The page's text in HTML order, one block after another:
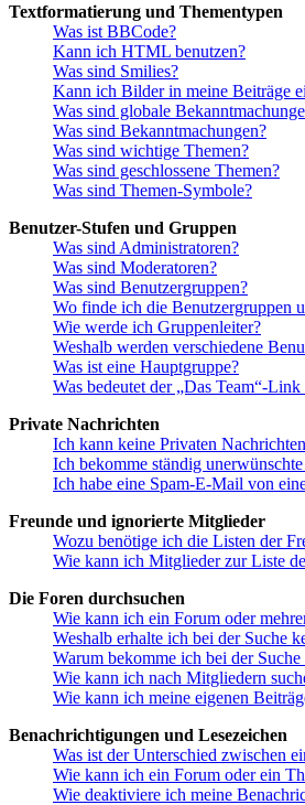
Textformatierung und Thementypen
Was ist BBCode?
Kann ich HTML benutzen?
Was sind Smilies?
Kann ich Bilder in meine Beiträge
Was sind globale
Was sind Bekanntmachungen?
Was sind wichtige Themen?
Was sind geschlossene Themen?
Was sind Themen-Symbole?
Benutzer-Stufen und Gruppen
Was sind Administratoren?
Was sind Moderatoren?
Was sind Benutzergruppen?
Wo finde ich die Benutzergruppen
Wie werde ich Gruppenleiter?
Weshalb werden verschiedene
Was ist eine Hauptgruppe?
Was bedeutet der „Das Team“-Link
Private Nachrichten
Ich kann keine Privaten
Ich bekomme ständig
Ich habe eine Spam-E-Mail von
Freunde und ignorierte Mitglieder
Wozu benötige ich die Listen der
Wie kann ich Mitglieder zur Liste
Die Foren durchsuchen
Wie kann ich ein Forum oder
Weshalb erhalte ich bei der Suche
Warum bekomme ich bei der Suche
Wie kann ich nach Mitgliedern
Wie kann ich meine eigenen
Benachrichtigungen und Lesezeichen
Was ist der Unterschied zwischen
Wie kann ich ein Forum oder ein
Wie deaktiviere ich meine